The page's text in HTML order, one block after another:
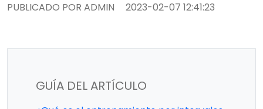
PUBLICADO POR ADMIN 2023-02-07 12:41:23
GUÍA DEL ARTÍCULO